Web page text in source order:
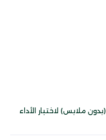
ملابس) لاختبار الأداء